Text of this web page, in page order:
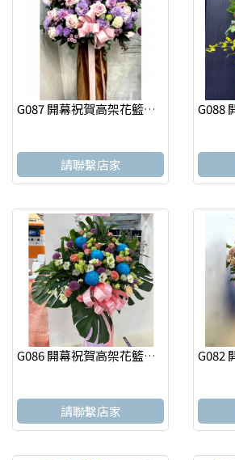
G087 開幕祝賀高架花籃、開幕藝術花籃 慶祝榮陞、開幕喬遷(一個)
請聯繫店家
G086 開幕祝賀高架花籃、開幕藝術花籃 慶祝榮陞、開幕喬遷(一個)
請聯繫店家